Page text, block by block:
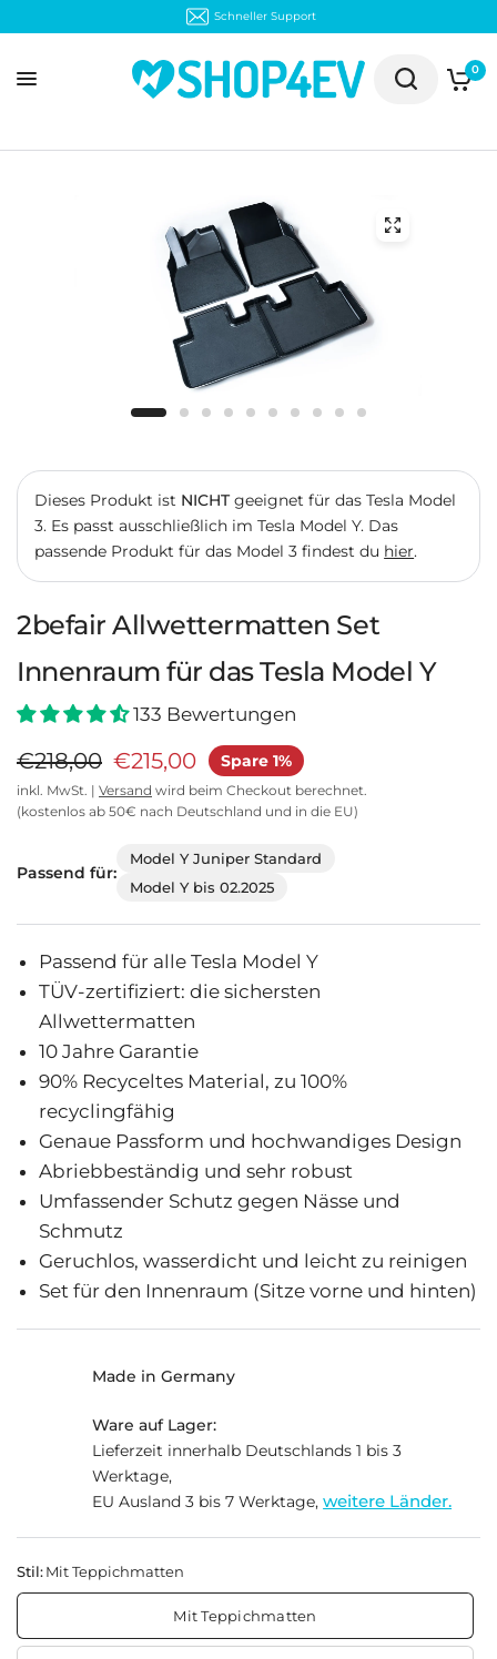
30 Tage kostenloser Rückversand
0
Dieses Produkt ist NICHTgeeignet für das Tesla Model
3. Es passt ausschließlich im Tesla Model Y. Das
passende Produkt für das Model 3 findest du hier.
2befair Allwettermatten Set
Innenraum für das Tesla Model Y
133 Bewertungen
€218,00 €215,00 Spare 1%
inkl. MwSt. | Versand wird beim Checkout berechnet.
(kostenlos ab 50€ nach Deutschland und in die EU)
Passend für:
Model Y Juniper Standard
Model Y bis 02.2025
Passend für alle Tesla Model Y
TÜV-zertifiziert: die sichersten
Allwettermatten
10 Jahre Garantie
90% Recyceltes Material, zu 100%
recyclingfähig
Genaue Passform und hochwandiges Design
Abriebbeständig und sehr robust
Umfassender Schutz gegen Nässe und
Schmutz
Geruchlos, wasserdicht und leicht zu reinigen
Set für den Innenraum (Sitze vorne und hinten)
Made in Germany
Ware auf Lager:
Lieferzeit innerhalb Deutschlands 1 bis 3
Werktage,
EU Ausland 3 bis 7 Werktage,weitere Länder.
Stil:Mit Teppichmatten
Mit Teppichmatten